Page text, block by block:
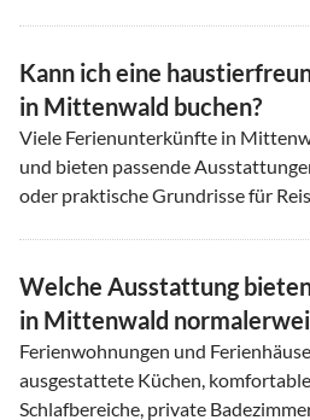
Kann ich eine
in Mittenwald buchen?
Viele Ferienunterkünfte in
und bieten passende
oder praktische Grundrisse für
Welche Ausstattung
in Mittenwald
Ferienwohnungen und
ausgestattete Küchen,
Schlafbereiche, private